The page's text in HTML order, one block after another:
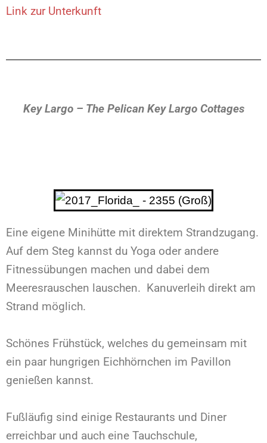
Link zur Unterkunft
Key Largo – The Pelican Key Largo Cottages
Eine eigene Minihütte mit direktem Strandzugang.
Auf dem Steg kannst du Yoga oder andere
Fitnessübungen machen und dabei dem
Meeresrauschen lauschen. Kanuverleih direkt am
Strand möglich.
Schönes Frühstück, welches du gemeinsam mit
ein paar hungrigen Eichhörnchen im Pavillon
genießen kannst.
Fußläufig sind einige Restaurants und Diner
erreichbar und auch eine Tauchschule,